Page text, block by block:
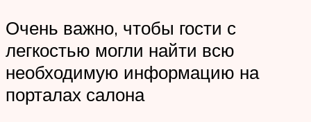
Очень важно, чтобы гости с
легкостью могли найти всю
необходимую информацию на
порталах салона